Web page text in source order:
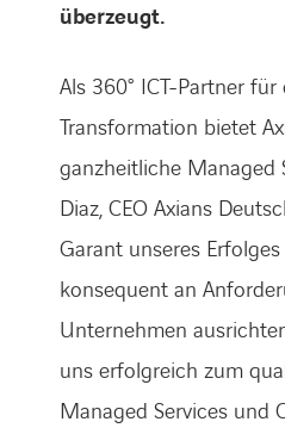
überzeugt.
Als 360° ICT-Partner
Transformation bietet
ganzheitliche Managed
Diaz, CEO Axians
Garant unseres
konsequent an
Unternehmen
uns erfolgreich zum
Managed Services und